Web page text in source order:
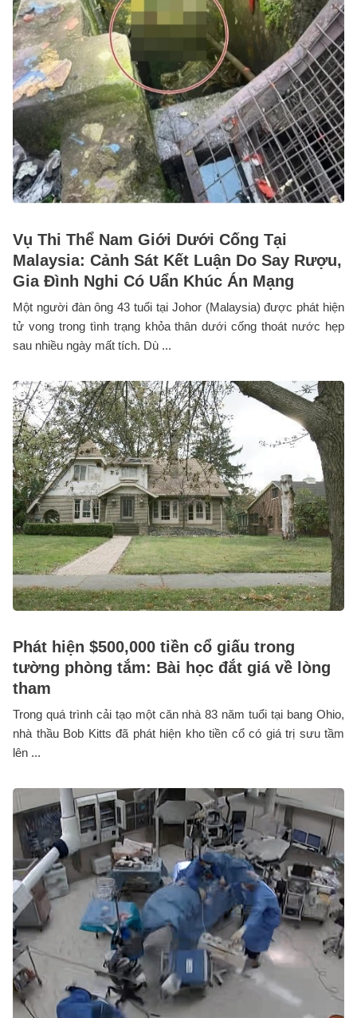
Vụ Thi Thể Nam Giới Dưới Cống Tại
Malaysia: Cảnh Sát Kết Luận Do Say Rượu,
Gia Đình Nghi Có Uẩn Khúc Án Mạng
Một người đàn ông 43 tuổi tại Johor (Malaysia) được phát hiện
tử vong trong tình trạng khỏa thân dưới cống thoát nước hẹp
sau nhiều ngày mất tích. Dù ...
Phát hiện $500,000 tiền cổ giấu trong
tường phòng tắm: Bài học đắt giá về lòng
tham
Trong quá trình cải tạo một căn nhà 83 năm tuổi tại bang Ohio,
nhà thầu Bob Kitts đã phát hiện kho tiền cổ có giá trị sưu tầm
lên ...